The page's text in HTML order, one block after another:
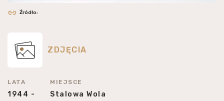
Źródło:
ZDJĘCIA
LATA
1944 -
MIEJSCE
Stalowa Wola